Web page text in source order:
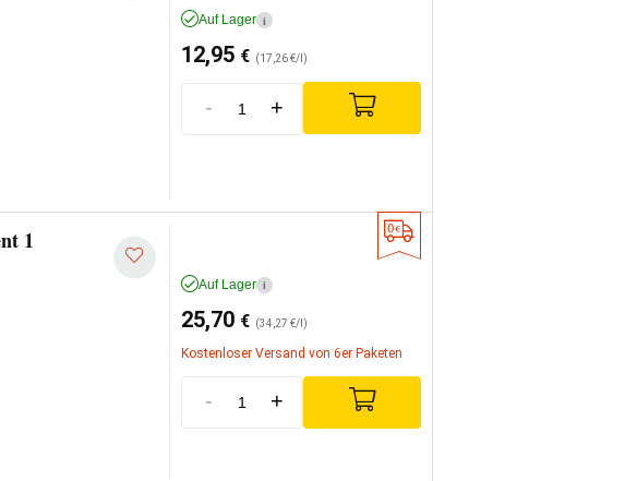
Auf Lager i
12,95 € (17,26 €/l)
- +
1
Auf Lager i
25,70 € (34,27 €/l)
Kostenloser Versand von 6er Paketen
- +